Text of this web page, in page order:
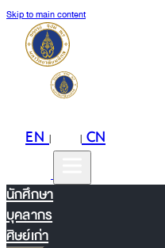
Skip to main content
EN| |CN
นักศึกษา
บุคลากร
ศิษย์เก่า